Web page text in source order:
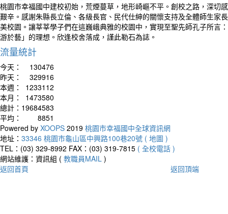
桃園市幸福國中建校初始，荒煙蔓草，地形崎嶇不平。創校之路，深切
艱辛。感謝朱縣長立倫、各級長官、民代仕紳的關懷支持及全體師生家
美校園。讓莘莘學子們在這巍峨典雅的校園中，實現至聖先師孔子所言
游於藝」的理想。欣逢校舍落成，謹此勒石為誌。
流量統計
今天：
130476
昨天：
329916
本週：
1233112
本月：
1473580
總計： 19684583
平均：
8851
Powered by XOOPS 2019 桃園市幸福國中全球資訊網
地址： 33346 桃園市龜山區中興路100巷20號 ( 地圖 )
TEL：(03) 329-8992 FAX：(03) 319-7815 ( 全校電話 )
網站維護：資訊組 ( 教職員MAIL )
返回首頁
返回頂端